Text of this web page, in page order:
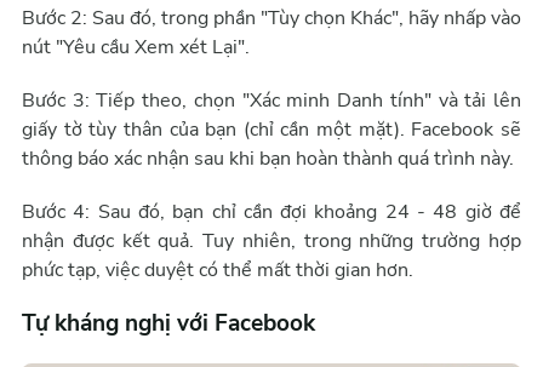
Bước 2: Sau đó, trong phần "Tùy chọn Khác", hãy nhấp vào
nút "Yêu cầu Xem xét Lại".
Bước 3: Tiếp theo, chọn "Xác minh Danh tính" và tải lên
giấy tờ tùy thân của bạn (chỉ cần một mặt). Facebook sẽ
thông báo xác nhận sau khi bạn hoàn thành quá trình này.
Bước 4: Sau đó, bạn chỉ cần đợi khoảng 24 - 48 giờ để
nhận được kết quả. Tuy nhiên, trong những trường hợp
phức tạp, việc duyệt có thể mất thời gian hơn.
Tự kháng nghị với Facebook